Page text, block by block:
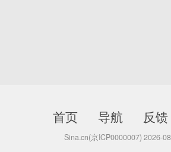
首页 导航 反馈
Sina.cn(京ICP0000007) 2026-